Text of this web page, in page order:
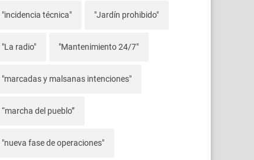
"incidencia técnica" "Jardín prohibido"
"La radio" "Mantenimiento 24/7"
"marcadas y malsanas intenciones"
“marcha del pueblo”
"nueva fase de operaciones"